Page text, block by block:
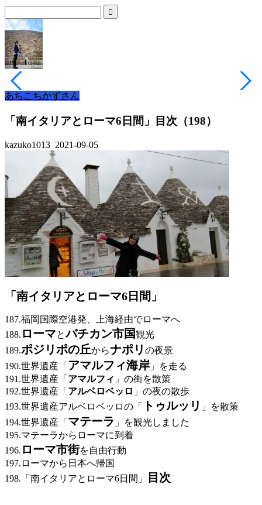
あちこちかずさん
「南イタリアとローマ6日間」目次（198）
kazuko1013 2021-09-05
「南イタリアとローマ6日間」
187.福岡国際空港発、上海経由でローマへ
188. ローマとバチカン市国観光
189.ポジリポの丘からナポリ の夜景
190.世界遺産「 アマルフィ海岸 」を走る
191.世界遺産「 アマルフィ 」の街を散策
192.世界遺産「 アルベロベッロ 」の夜の散歩
193.世界遺産アルベロベッロの「
トゥルッリ 」を散策
194.世界遺産「 マテーラ 」を観光しました
195.マテーラからローマに到着
196. ローマ市街を自由行動
197.ローマから日本へ帰国
198.「南イタリアとローマ6日間」
目次